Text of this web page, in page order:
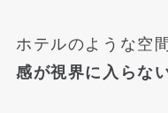
ホテルのような空
感が視界に入らな